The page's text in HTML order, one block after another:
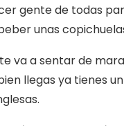
gente de todas
unas
va a sentar de
llegas ya tienes